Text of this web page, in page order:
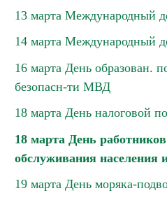
13 марта Международный
14 марта Международный
16 марта День образован.
безопасн-ти МВД
18 марта День налоговой
18 марта День
обслуживания
19 марта День моряка-